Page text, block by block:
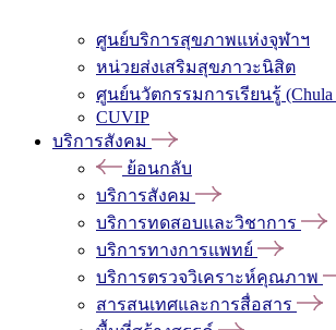
ศูนย์บริการสุขภาพแห่งจุฬาฯ
หน่วยส่งเสริมสุขภาวะนิสิต
ศูนย์นวัตกรรมการเรียนรู้ (Chula
CUVIP
บริการสังคม
ย้อนกลับ
บริการสังคม
บริการทดสอบและวิชาการ
บริการทางการแพทย์
บริการตรวจวิเคราะห์คุณภาพ
สารสนเทศและการสื่อสาร